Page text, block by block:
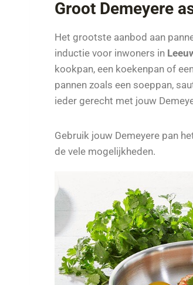
Groot Demeyere
Het grootste aanbod aan
inductie voor inwoners in
kookpan, een koekenpan of
pannen zoals een soeppan,
ieder gerecht met jouw
Gebruik jouw Demeyere pan
de vele mogelijkheden.